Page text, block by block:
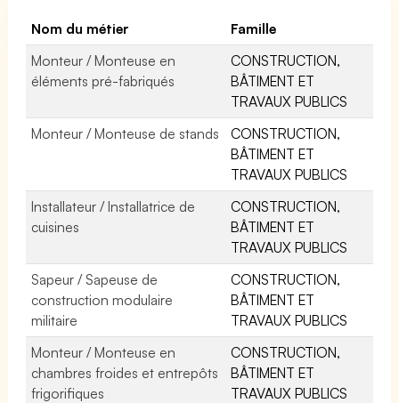
Nom du métier
Famille
Monteur / Monteuse en
éléments pré-fabriqués
CONSTRUCTION,
BÂTIMENT ET
TRAVAUX PUBLICS
Monteur / Monteuse de stands
CONSTRUCTION,
BÂTIMENT ET
TRAVAUX PUBLICS
Installateur / Installatrice de
cuisines
CONSTRUCTION,
BÂTIMENT ET
TRAVAUX PUBLICS
Sapeur / Sapeuse de
construction modulaire
militaire
CONSTRUCTION,
BÂTIMENT ET
TRAVAUX PUBLICS
Monteur / Monteuse en
chambres froides et entrepôts
frigorifiques
CONSTRUCTION,
BÂTIMENT ET
TRAVAUX PUBLICS